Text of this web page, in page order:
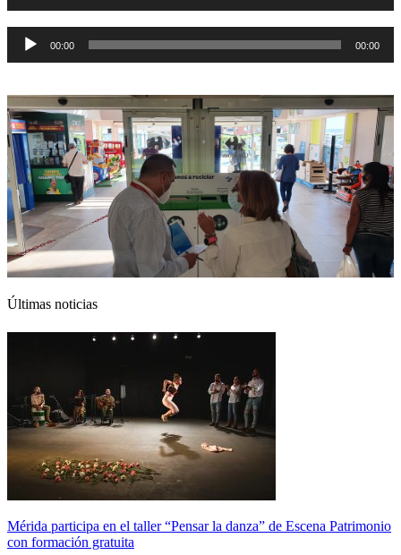
audio
Reproductor
audio
00:00 00:00
Últimas noticias
Mérida participa en el taller “Pensar la danza” de Escena Patrimonio
con formación gratuita